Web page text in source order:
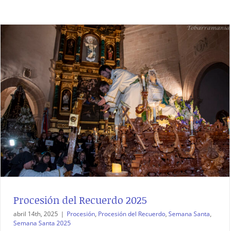
Procesión del Recuerdo 2025
abril 14th, 2025 | Procesión, Procesión del Recuerdo, Semana Santa,
Semana Santa 2025